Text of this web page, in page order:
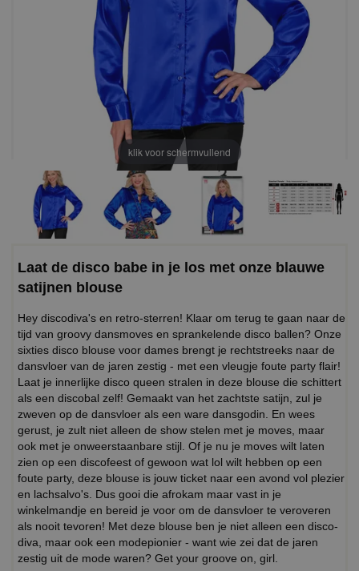
klik voor schermvullend
Laat de disco babe in je los met onze blauwe
satijnen blouse
Hey discodiva's en retro-sterren! Klaar om terug te gaan naar de
tijd van groovy dansmoves en sprankelende disco ballen? Onze
sixties disco blouse voor dames brengt je rechtstreeks naar de
dansvloer van de jaren zestig - met een vleugje foute party flair!
Laat je innerlijke disco queen stralen in deze blouse die schittert
als een discobal zelf! Gemaakt van het zachtste satijn, zul je
zweven op de dansvloer als een ware dansgodin. En wees
gerust, je zult niet alleen de show stelen met je moves, maar
ook met je onweerstaanbare stijl. Of je nu je moves wilt laten
zien op een discofeest of gewoon wat lol wilt hebben op een
foute party, deze blouse is jouw ticket naar een avond vol plezier
en lachsalvo's. Dus gooi die afrokam maar vast in je
winkelmandje en bereid je voor om de dansvloer te veroveren
als nooit tevoren! Met deze blouse ben je niet alleen een disco-
diva, maar ook een modepionier - want wie zei dat de jaren
zestig uit de mode waren? Get your groove on, girl.